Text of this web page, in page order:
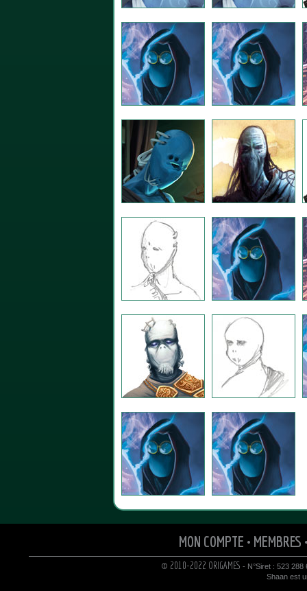
MON COMPTE • MEMBRES
© 2010-2022 ORIGAMES - N°Siret : 523 288
Shaan est